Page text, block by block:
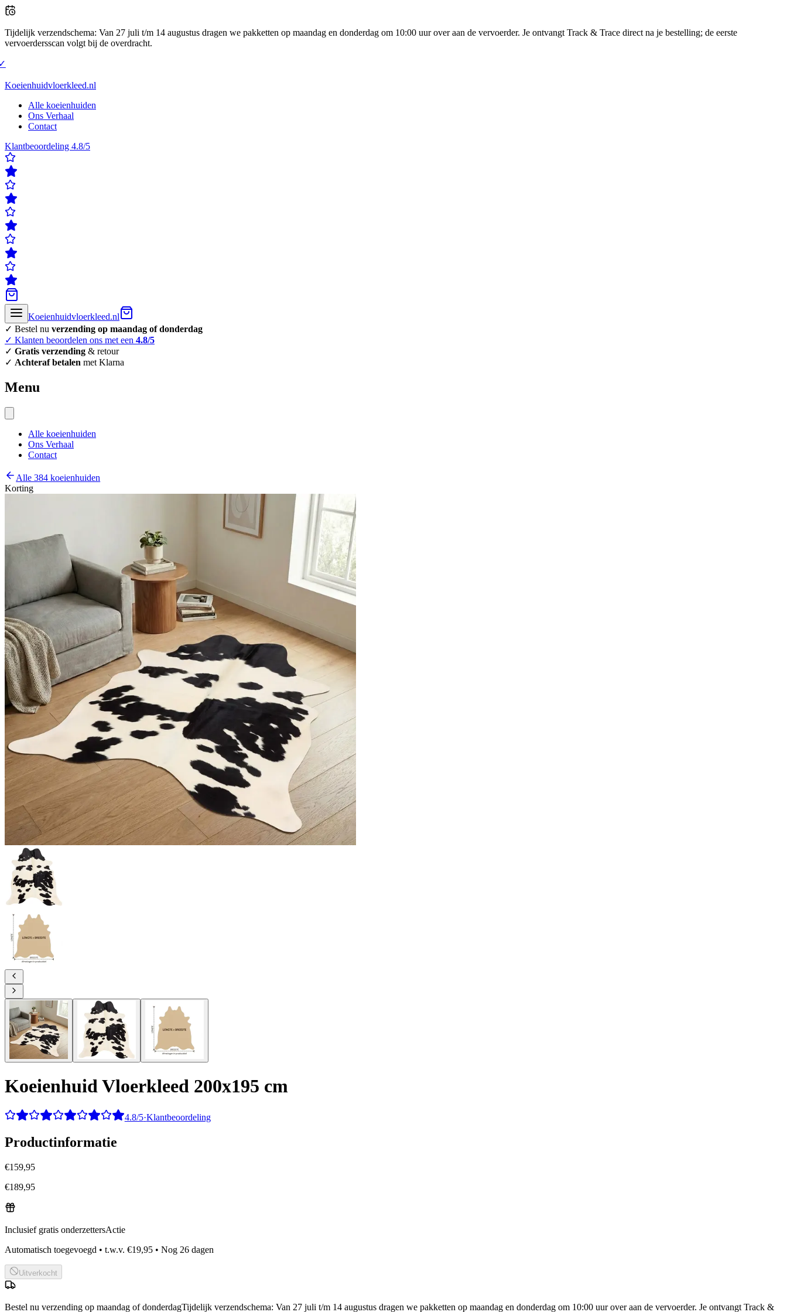
Tijdelijk verzendschema: Van 27 juli t/m 14 augustus dragen we pakketten op maandag en donderdag om 10:00 uur over aan de vervoerder. Je ontvangt Track & Trace direct na je bestelling; de eerste
vervoerdersscan volgt bij de overdracht.
verzending op maandag of donderdag
Koeienhuidvloerkleed.nl
Alle koeienhuiden
Ons Verhaal
Contact
Klantbeoordeling 4.8/5
Koeienhuidvloerkleed.nl
✓ Bestel nu verzending op maandag of donderdag
✓ Klanten beoordelen ons met een 4.8/5
✓ Gratis verzending & retour
✓ Achteraf betalen met Klarna
Menu
Alle koeienhuiden
Ons Verhaal
Contact
Alle 384 koeienhuiden
Korting
Koeienhuid Vloerkleed 200x195 cm
4.8/5·Klantbeoordeling
Productinformatie
€159,95
€189,95
Inclusief gratis onderzettersActie
Automatisch toegevoegd • t.w.v. €19,95 • Nog 26 dagen
Uitverkocht
Bestel nu verzending op maandag of donderdagTijdelijk verzendschema: Van 27 juli t/m 14 augustus dragen we pakketten op maandag en donderdag om 10:00 uur over aan de vervoerder. Je ontvangt Track &